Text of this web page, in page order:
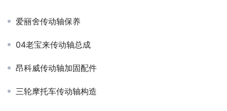
爱丽舍传动轴保养
04老宝来传动轴总成
昂科威传动轴加固配件
三轮摩托车传动轴构造